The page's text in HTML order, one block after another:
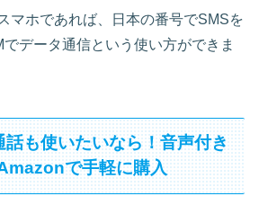
マホであれば、日本の番号でSMSを
データ通信という使い方ができま
話も使いたいなら！音声付き
で手軽に購入